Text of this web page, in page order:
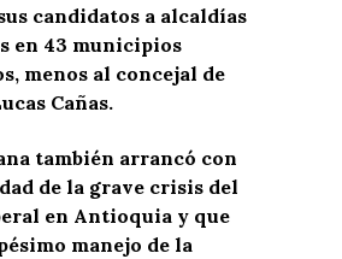
candidatos a alcaldías
en 43 municipios
menos al concejal de
Cañas.
también arrancó con
de la grave crisis del
en Antioquia y que
manejo de la